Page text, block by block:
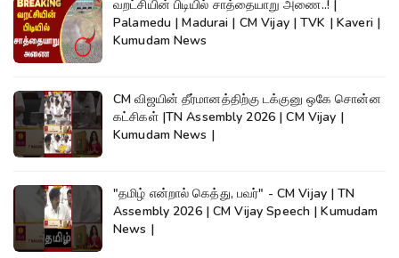
வறட்சியின் பிடியில் சாத்தையாறு அணை..! |
Palamedu | Madurai | CM Vijay | TVK | Kaveri |
Kumudam News
CM விஜயின் தீர்மானத்திற்கு டக்குனு ஒகே சொன்ன
கட்சிகள் |TN Assembly 2026 | CM Vijay |
Kumudam News |
"தமிழ் என்றால் கெத்து, பவர்" - CM Vijay | TN
Assembly 2026 | CM Vijay Speech | Kumudam
News |